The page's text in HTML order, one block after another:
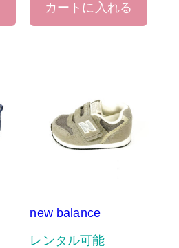
カートに入れる
new balance
レンタル可能